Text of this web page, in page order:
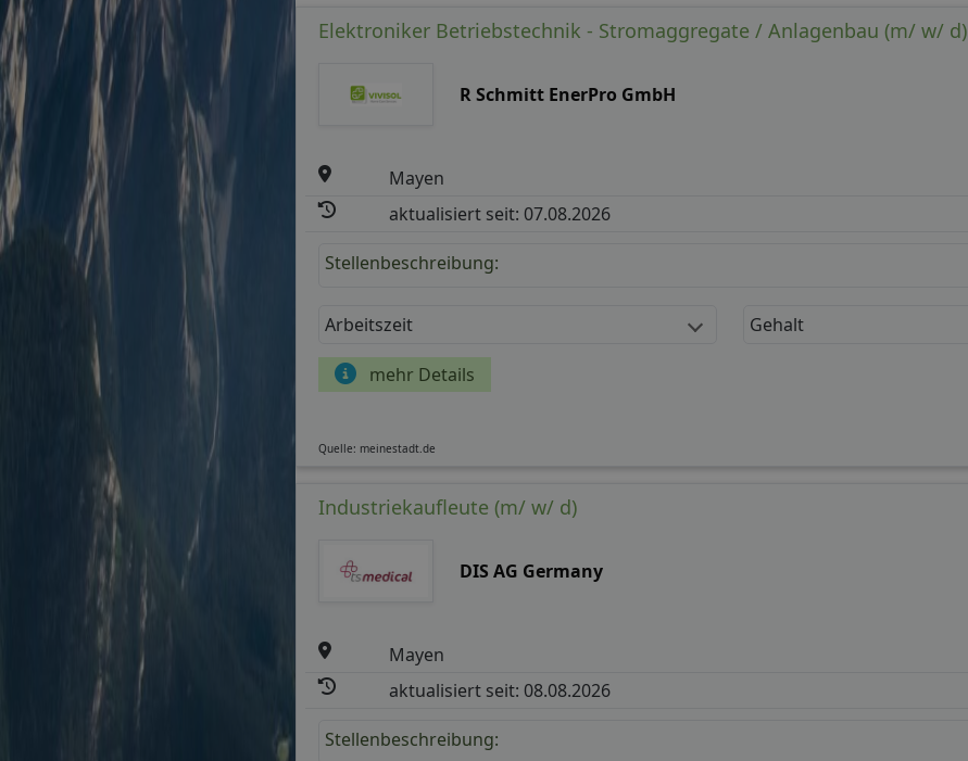
Elektroniker Betriebstechnik - Stromaggregate / Anlagenbau (m/ w/ d)
R Schmitt EnerPro GmbH
Mayen
aktualisiert seit: 07.08.2026
Stellenbeschreibung:
Arbeitszeit Gehalt
mehr Details
Quelle: meinestadt.de
Industriekaufleute (m/ w/ d)
DIS AG Germany
Mayen
aktualisiert seit: 08.08.2026
Stellenbeschreibung: